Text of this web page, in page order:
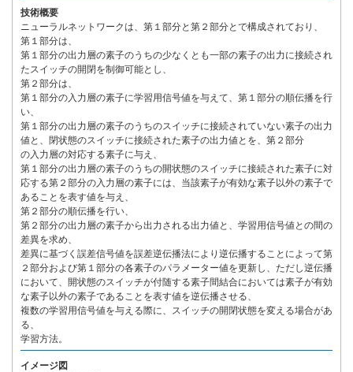
技術概要
ニューラルネットワークは、第１部分と第２部分とで構成されており、
第１部分は、
第１部分の出力層の素子のうちの少なくとも一部の素子の出力に接続され
たスイッチの開閉を制御可能とし、
第２部分は、
第１部分の入力層の素子に学習用信号値を与えて、第１部分の順伝播を行
い、
第１部分の出力層の素子のうちのスイッチに接続されていない素子の出力
値と、閉状態のスイッチに接続された素子の出力値とを、第２部分
の入力層の対応する素子に与え、
第１部分の出力層の素子のうちの開状態のスイッチに接続された素子に対
応する第２部分の入力層の素子には、当該素子が有効な素子以外の素子で
あることを表す値を与え、
第２部分の順伝播を行い、
第２部分の出力層の素子から出力される出力値と、学習用信号値との間の
差異を求め、
差異に基づく誤差信号値を誤差逆伝播法により逆伝播することによって第
２部分および第１部分の各素子のパラメーター値を更新し、ただし逆伝播
において、開状態のスイッチが付随する素子間結合においては素子が有効
な素子以外の素子であることを表す値を逆伝播させる、
複数の学習用信号値を与える際に、スイッチの開閉状態を変える場合があ
る、
学習方法。
イメージ図